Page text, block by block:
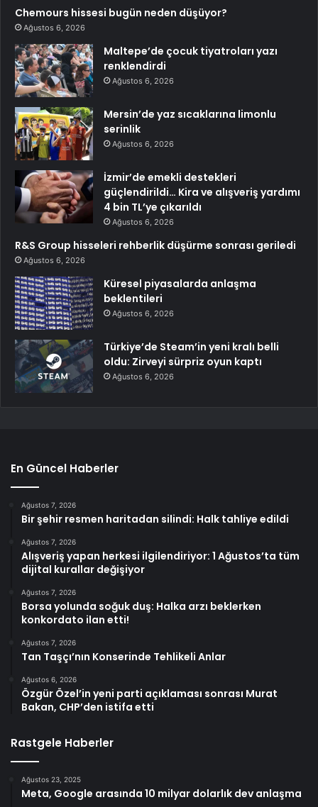
Chemours hissesi bugün neden düşüyor?
Ağustos 6, 2026
Maltepe’de çocuk tiyatroları yazı
renklendirdi
Ağustos 6, 2026
Mersin’de yaz sıcaklarına limonlu
serinlik
Ağustos 6, 2026
İzmir’de emekli destekleri
güçlendirildi… Kira ve alışveriş yardımı
4 bin TL’ye çıkarıldı
Ağustos 6, 2026
R&S Group hisseleri rehberlik düşürme sonrası geriledi
Ağustos 6, 2026
Küresel piyasalarda anlaşma
beklentileri
Ağustos 6, 2026
Türkiye’de Steam’in yeni kralı belli
oldu: Zirveyi sürpriz oyun kaptı
Ağustos 6, 2026
En Güncel Haberler
Ağustos 7, 2026
Bir şehir resmen haritadan silindi: Halk tahliye edildi
Ağustos 7, 2026
Alışveriş yapan herkesi ilgilendiriyor: 1 Ağustos’ta tüm
dijital kurallar değişiyor
Ağustos 7, 2026
Borsa yolunda soğuk duş: Halka arzı beklerken
konkordato ilan etti!
Ağustos 7, 2026
Tan Taşçı’nın Konserinde Tehlikeli Anlar
Ağustos 6, 2026
Özgür Özel’in yeni parti açıklaması sonrası Murat
Bakan, CHP’den istifa etti
Rastgele Haberler
Ağustos 23, 2025
Meta, Google arasında 10 milyar dolarlık dev anlaşma